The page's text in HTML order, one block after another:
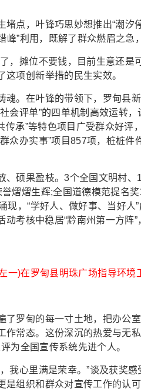
，叶锋巧思妙想推出“潮汐停
峰”利用，既解了群众燃眉之急
摊位不要钱，目前生意还是
项创新举措的民生实效。
在叶锋的带领下，罗甸县新
会评单”的四单机制高效运转
承”等特色项目广受群众好评
众办实事”项目857项，桩桩件
硕果盈枝。3个全国文明村、
熠熠生辉;全国道德模范提名
现，“学好人、做好事、当好人
动考核中稳居“黔南州第一方
一)在罗甸县明珠广场指导环境
甸的每一寸土地，把办公室
作常态。这份深沉的热爱与无
为全国宣传系统先进个人。
心里满是荣幸。”谈及获奖感
组织和群众对宣传工作的认